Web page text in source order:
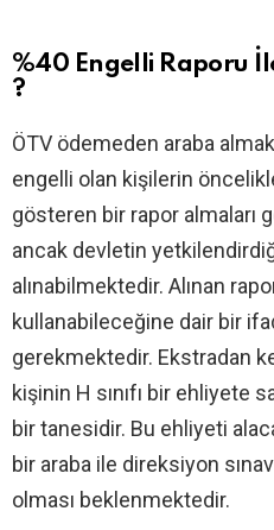
%40 Engelli Raporu
?
ÖTV ödemeden araba
engelli olan kişilerin
gösteren bir rapor almaları
ancak devletin
alınabilmektedir. Alınan
kullanabileceğine dair bir
gerekmektedir. Ekstradan
kişinin H sınıfı bir ehliyete
bir tanesidir. Bu ehliyeti
bir araba ile direksiyon
olması beklenmektedir.